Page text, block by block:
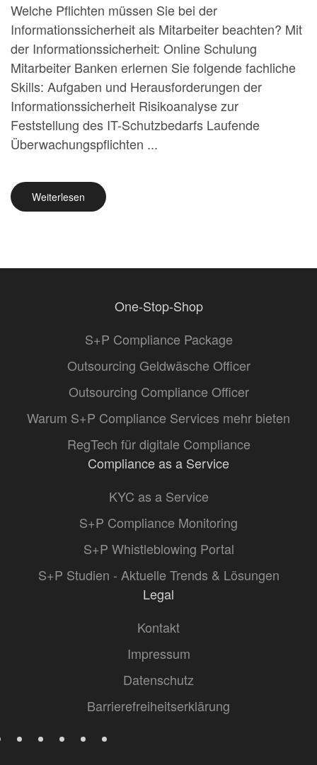
Welche Pflichten müssen Sie bei der
Informationssicherheit als Mitarbeiter beachten? Mit
der Informationssicherheit: Online Schulung
Mitarbeiter Banken erlernen Sie folgende fachliche
Skills: Aufgaben und Herausforderungen der
Informationssicherheit Risikoanalyse zur
Feststellung des IT-Schutzbedarfs Laufende
Überwachungspflichten ...
Weiterlesen
One-Stop-Shop
S+P Compliance Package
Outsourcing Geldwäsche Officer
Outsourcing Compliance Officer
Warum S+P Compliance Services mehr bieten
RegTech für digitale Compliance
Compliance as a Service
KYC as a Service
S+P Compliance Monitoring
S+P Whistleblowing Portal
S+P Studien - Aktuelle Trends & Lösungen
Legal
Kontakt
Impressum
Datenschutz
Barrierefreiheitserklärung